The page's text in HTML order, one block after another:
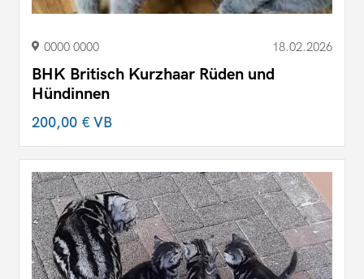
0000 0000 18.02.2026
BHK Britisch Kurzhaar Rüden und
Hündinnen
200,00 €VB